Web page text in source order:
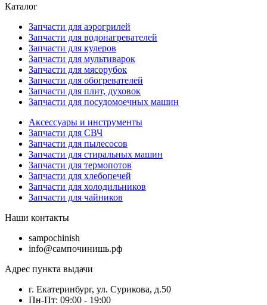
Каталог
Запчасти для аэрогрилей
Запчасти для водонагревателей
Запчасти для кулеров
Запчасти для мультиварок
Запчасти для мясорубок
Запчасти для обогревателей
Запчасти для плит, духовок
Запчасти для посудомоечных машин
Аксессуары и инструменты
Запчасти для СВЧ
Запчасти для пылесосов
Запчасти для стиральных машин
Запчасти для термопотов
Запчасти для хлебопечей
Запчасти для холодильников
Запчасти для чайников
Наши контакты
sampochinish
info@сампочинишь.рф
Адрес пункта выдачи
г. Екатеринбург, ул. Сурикова, д.50
Пн-Пт: 09:00 - 19:00